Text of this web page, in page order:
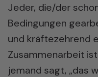
Jeder, die/der
Bedingungen
und kräftezehrend
Zusammenarbeit
jemand sagt, „das